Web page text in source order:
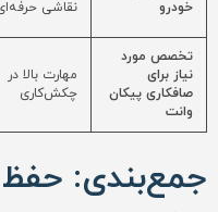
خودرو
نقاشی
تخصص مورد
نیاز برای
صافکاری پیکان
وانت
مهارت بالا در
چکش‌کاری
جمع‌بندی: حفظ